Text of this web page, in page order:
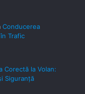
Conducerea
Trafic
Corectă la Volan:
Siguranță